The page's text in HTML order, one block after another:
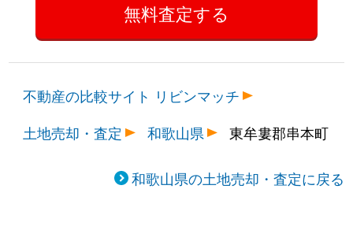
不動産の比較サイト リビンマッチ
土地売却・査定
和歌山県 東牟婁郡串本町
和歌山県の土地売却・査定に戻る